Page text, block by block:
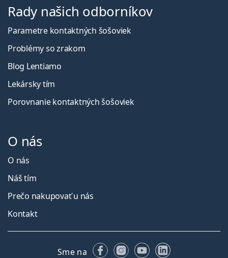
Rady našich odborníkov
Parametre kontaktných šošoviek
Problémy so zrakom
Blog Lentiamo
Lekársky tím
Porovnanie kontaktných šošoviek
O nás
O nás
Náš tím
Prečo nakupovať u nás
Kontakt
Sme na FacebookuInstagrame
YouTubeLinkedIn